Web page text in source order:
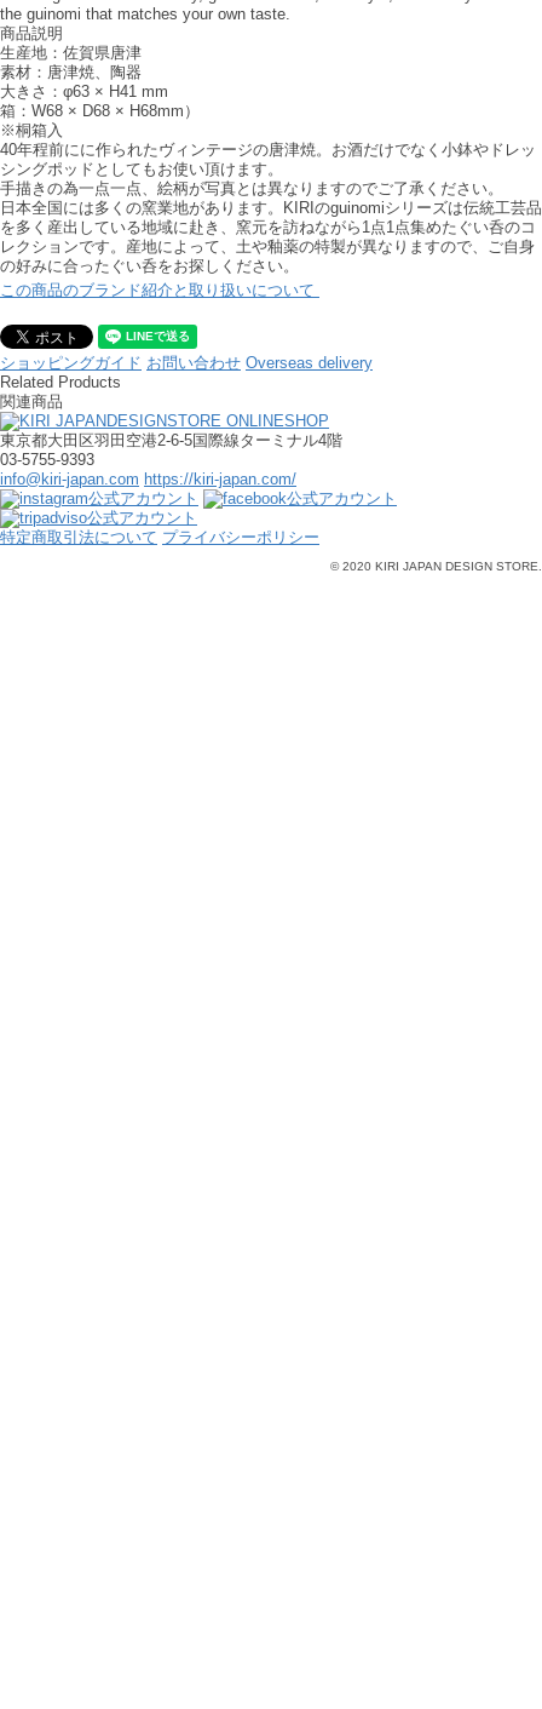
the guinomi that matches your own taste.
商品説明
生産地：佐賀県唐津
素材：唐津焼、陶器
大きさ：φ63 × H41 mm
箱：W68 × D68 × H68mm）
※桐箱入
40年程前にに作られたヴィンテージの唐津焼。お酒だけでなく小鉢やドレッ
シングポッドとしてもお使い頂けます。
手描きの為一点一点、絵柄が写真とは異なりますのでご了承ください。
日本全国には多くの窯業地があります。KIRIのguinomiシリーズは伝統工芸品
を多く産出している地域に赴き、窯元を訪ねながら1点1点集めたぐい呑のコ
レクションです。産地によって、土や釉薬の特製が異なりますので、ご自身
の好みに合ったぐい呑をお探しください。
この商品のブランド紹介と取り扱いについて
ショッピングガイド お問い合わせ Overseas delivery
Related Products
関連商品
東京都大田区羽田空港2-6-5国際線ターミナル4階
03-5755-9393
info@kiri-japan.com https://kiri-japan.com/
特定商取引法について プライバシーポリシー
© 2020 KIRI JAPAN DESIGN STORE.